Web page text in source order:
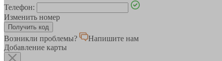
Телефон:
Изменить номер
Возникли проблемы?
Напишите нам
Добавление карты